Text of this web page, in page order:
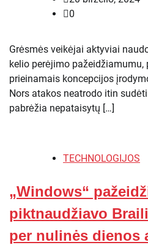
0
Grėsmės veikėjai aktyviai
kelio perėjimo
prieinamais koncepcijos
Nors atakos neatrodo itin
pabrėžia nepataisytų […]
TECHNOLOGIJOS
„Windows“
piktnaudžiavo
per nulinės dienos